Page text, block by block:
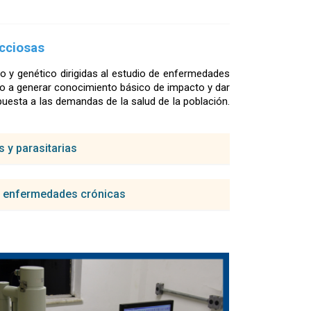
y genético dirigidas al estudio de enfermedades
a generar conocimiento básico de impacto y dar
a las demandas de la salud de la población.
y parasitarias
crónicas